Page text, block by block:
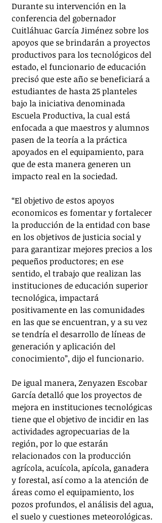
Durante su intervención en la
conferencia del gobernador
Cuitláhuac García Jiménez sobre los
apoyos que se brindarán a proyectos
productivos para los tecnológicos del
estado, el funcionario de educación
precisó que este año se beneficiará a
estudiantes de hasta 25 planteles
bajo la iniciativa denominada
Escuela Productiva, la cual está
enfocada a que maestros y alumnos
pasen de la teoría a la práctica
apoyados en el equipamiento, para
que de esta manera generen un
impacto real en la sociedad.
“El objetivo de estos apoyos
economicos es fomentar y fortalecer
la producción de la entidad con base
en los objetivos de justicia social y
para garantizar mejores precios a los
pequeños productores; en ese
sentido, el trabajo que realizan las
instituciones de educación superior
tecnológica, impactará
positivamente en las comunidades
en las que se encuentran, y a su vez
se tendría el desarrollo de líneas de
generación y aplicación del
conocimiento”, dijo el funcionario.
De igual manera, Zenyazen Escobar
García detalló que los proyectos de
mejora en instituciones tecnológicas
tiene que el objetivo de incidir en las
actividades agropecuarias de la
región, por lo que estarán
relacionados con la producción
agrícola, acuícola, apícola, ganadera
y forestal, así como a la atención de
áreas como el equipamiento, los
pozos profundos, el análisis del agua,
el suelo y cuestiones meteorológicas.